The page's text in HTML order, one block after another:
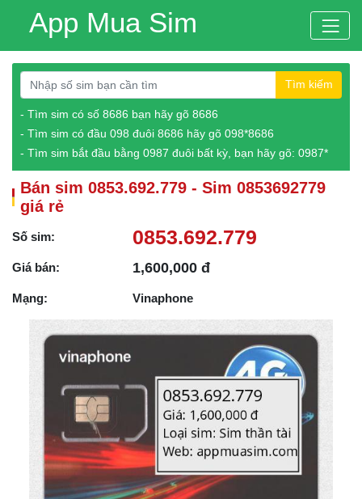
App Mua Sim
Tìm kiếm
- Tìm sim có số 8686 bạn hãy gõ 8686
- Tìm sim có đầu 098 đuôi 8686 hãy gõ 098*8686
- Tìm sim bắt đầu bằng 0987 đuôi bất kỳ, bạn hãy gõ: 0987*
Bán sim 0853.692.779 - Sim 0853692779
giá rẻ
Số sim: 0853.692.779
Giá bán: 1,600,000 đ
Mạng: Vinaphone